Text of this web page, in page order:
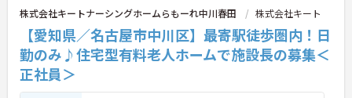
株式会社キートナーシングホームらもーれ中川春田 株式会社キート
【愛知県／名古屋市中川区】最寄駅徒歩圏内！日
勤のみ♪住宅型有料老人ホームで施設長の募集＜
正社員＞